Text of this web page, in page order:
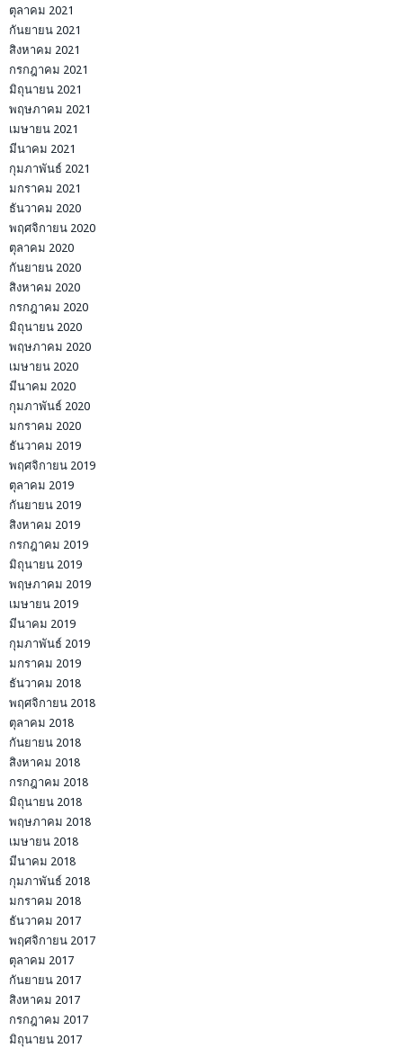
ตุลาคม 2021
กันยายน 2021
สิงหาคม 2021
กรกฎาคม 2021
มิถุนายน 2021
พฤษภาคม 2021
เมษายน 2021
มีนาคม 2021
กุมภาพันธ์ 2021
มกราคม 2021
ธันวาคม 2020
พฤศจิกายน 2020
ตุลาคม 2020
กันยายน 2020
สิงหาคม 2020
กรกฎาคม 2020
มิถุนายน 2020
พฤษภาคม 2020
เมษายน 2020
มีนาคม 2020
กุมภาพันธ์ 2020
มกราคม 2020
ธันวาคม 2019
พฤศจิกายน 2019
ตุลาคม 2019
กันยายน 2019
สิงหาคม 2019
กรกฎาคม 2019
มิถุนายน 2019
พฤษภาคม 2019
เมษายน 2019
มีนาคม 2019
กุมภาพันธ์ 2019
มกราคม 2019
ธันวาคม 2018
พฤศจิกายน 2018
ตุลาคม 2018
กันยายน 2018
สิงหาคม 2018
กรกฎาคม 2018
มิถุนายน 2018
พฤษภาคม 2018
เมษายน 2018
มีนาคม 2018
กุมภาพันธ์ 2018
มกราคม 2018
ธันวาคม 2017
พฤศจิกายน 2017
ตุลาคม 2017
กันยายน 2017
สิงหาคม 2017
กรกฎาคม 2017
มิถุนายน 2017